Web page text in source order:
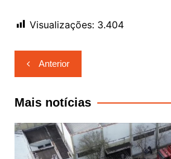
Visualizações: 3.404
Navegação
de
Post
Anterior
Mais notícias